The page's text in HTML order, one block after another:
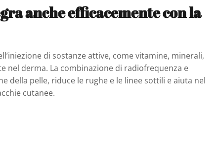
anche efficacemente con la
di sostanze attive, come vitamine, minerali,
nel derma. La combinazione di radiofrequenza e
della pelle, riduce le rughe e le linee sottili e aiuta nel
cutanee.